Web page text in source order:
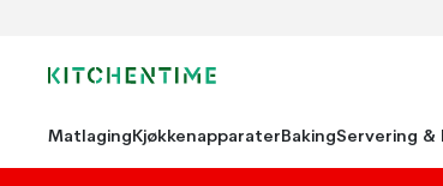
MatlagingKjøkkenapparaterBakingServering &